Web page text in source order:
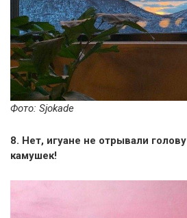
Фото: Sjokade
8. Нет, игуане не отрывали
камушек!